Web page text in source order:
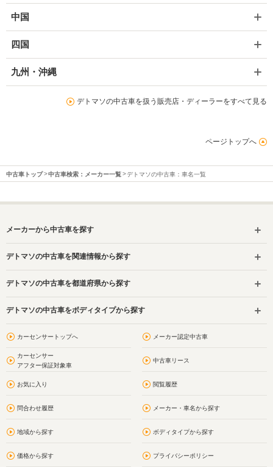
中国
四国
九州・沖縄
デトマソの中古車を扱う販売店・ディーラーをすべて見る
ページトップへ
中古車トップ 中古車検索：メーカー一覧 デトマソの中古車：車名一覧
メーカーから中古車を探す
デトマソの中古車を関連情報から探す
デトマソの中古車を都道府県から探す
デトマソの中古車をボディタイプから探す
カーセンサートップへ メーカー認定中古車
カーセンサー
アフター保証対象車
中古車リース
お気に入り 閲覧履歴
問合わせ履歴 メーカー・車名から探す
地域から探す ボディタイプから探す
価格から探す プライバシーポリシー